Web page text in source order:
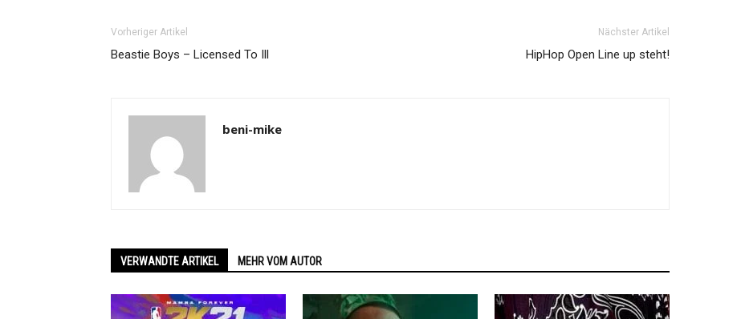
Vorheriger Artikel
Beastie Boys – Licensed To Ill
Nächster Artikel
HipHop Open Line up steht!
beni-mike
VERWANDTE ARTIKEL MEHR VOM AUTOR